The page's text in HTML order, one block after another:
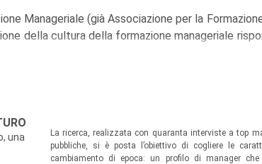
Manageriale (già Associazione per la
della cultura della formazione manageriale
e delle corporate university deve svolgere
il consolidamento e il rafforzamento delle
confronto e al dibattito della business
nella formazione manageriale e nella
inaugurare la Collana ASFOR/Franco Angeli con
attraverso la storia della
una
La ricerca, realizzata con quaranta interviste a top
pubbliche, si è posta l’obiettivo di cogliere le
cambiamento di epoca: un profilo di manager